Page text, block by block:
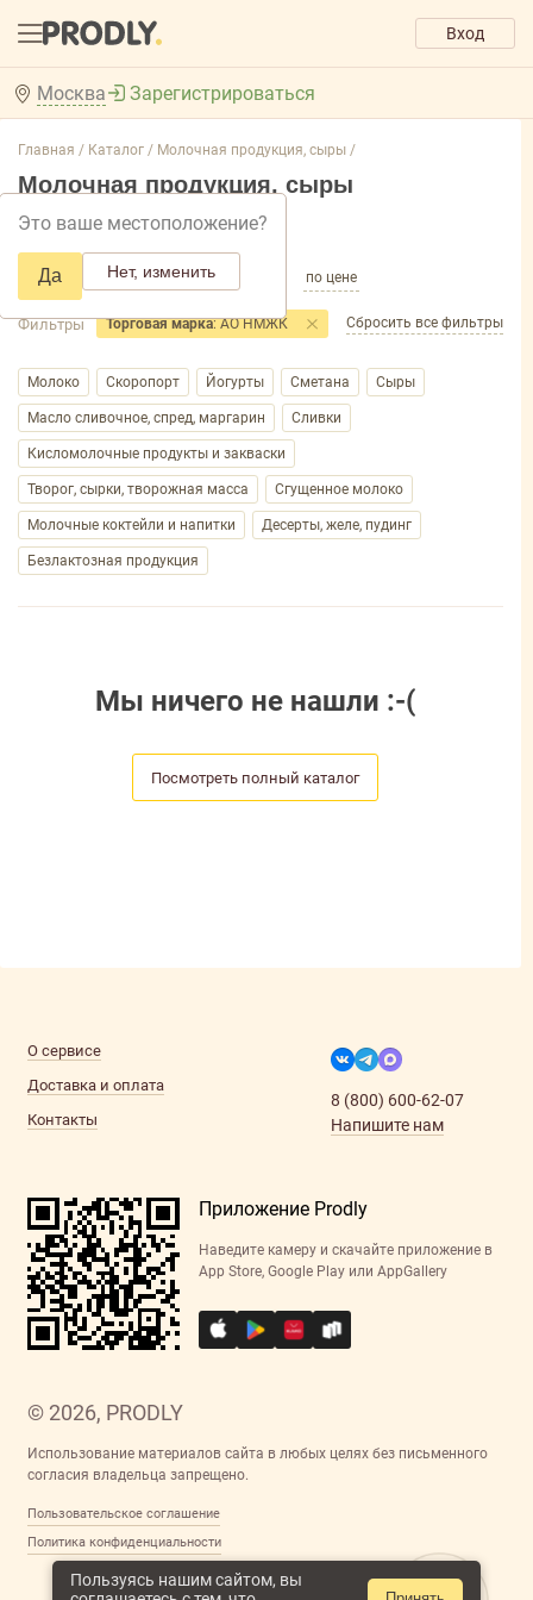
Пользуясь нашим сайтом, вы
Вход
Москва
Это ваше местоположение?
Да Нет, изменить
Зарегистрироваться
Главная / Каталог / Молочная продукция, сыры /
Молочная продукция, сыры
Добавить фильтр товаров
по популярности по названию по цене
Фильтры Торговая марка: АО НМЖК Сбросить все фильтры
Молоко Скоропорт Йогурты Сметана Сыры
Масло сливочное, спред, маргарин Сливки
Кисломолочные продукты и закваски
Творог, сырки, творожная масса Сгущенное молоко
Молочные коктейли и напитки Десерты, желе, пудинг
Безлактозная продукция
Мы ничего не нашли :-(
Посмотреть полный каталог
© 2026, PRODLY
Использование материалов сайта в любых целях без письменного
согласия владельца запрещено.
Пользовательское соглашение
Политика конфиденциальности
О сервисе
Доставка и оплата
Контакты
8 (800) 600-62-07
Напишите нам
Приложение Prodly
Наведите камеру и скачайте приложение в
App Store, Google Play или AppGallery